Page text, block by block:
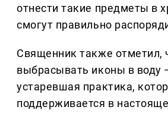
отнести такие предметы в
смогут правильно
Священник также отметил,
выбрасывать иконы в воду
устаревшая практика,
поддерживается в